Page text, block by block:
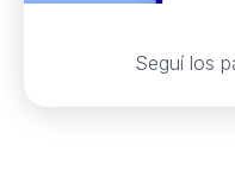
Seguí los